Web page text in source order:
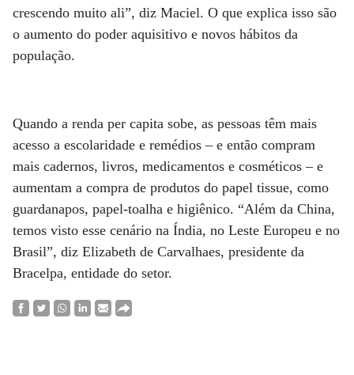
crescendo muito ali”, diz Maciel. O que explica isso são
o aumento do poder aquisitivo e novos hábitos da
população.
Quando a renda per capita sobe, as pessoas têm mais
acesso a escolaridade e remédios – e então compram
mais cadernos, livros, medicamentos e cosméticos – e
aumentam a compra de produtos do papel tissue, como
guardanapos, papel-toalha e higiênico. “Além da China,
temos visto esse cenário na Índia, no Leste Europeu e no
Brasil”, diz Elizabeth de Carvalhaes, presidente da
Bracelpa, entidade do setor.